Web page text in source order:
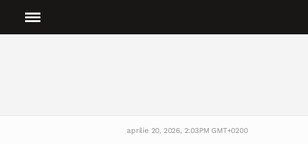
aprilie 20, 2026, 2:03PM GMT+0200